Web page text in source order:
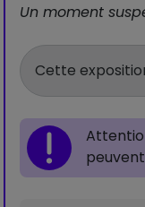
Un moment
Cette